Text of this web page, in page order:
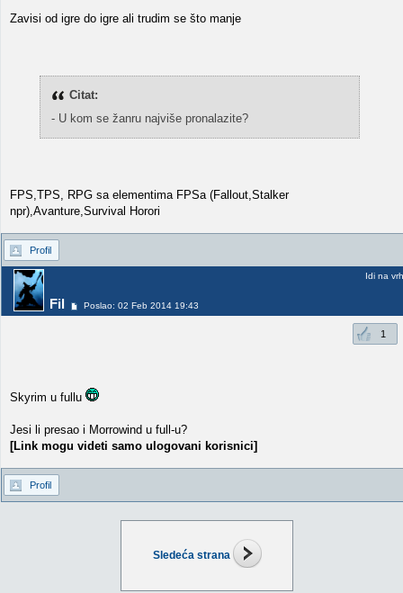
Sledeća strana
Zavisi od igre do igre ali trudim se što manje
Citat:
- U kom se žanru najviše pronalazite?
FPS,TPS, RPG sa elementima FPSa (Fallout,Stalker
npr),Avanture,Survival Horori
Profil
Fil Poslao: 02 Feb 2014 19:43
Idi na vrh
1
Skyrim u fullu
Jesi li presao i Morrowind u full-u?
[Link mogu videti samo ulogovani korisnici]
Profil